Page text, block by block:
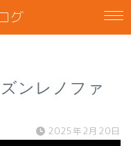
グ
ンレノファ
2025年2月20日